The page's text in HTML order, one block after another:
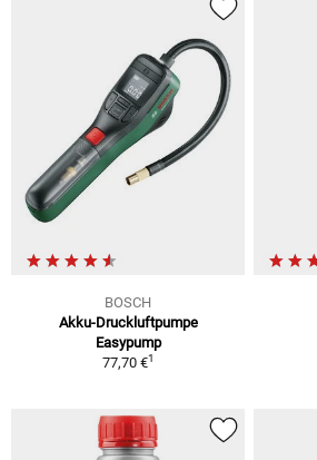
BOSCH
Akku-Druckluftpumpe
Easypump
77,70 €1